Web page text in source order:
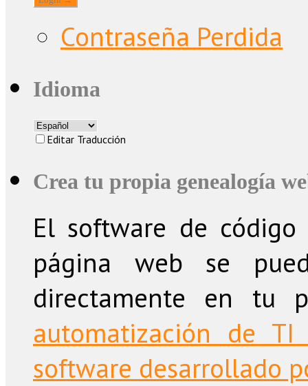
Contraseña Perdida
Idioma
Editar Traducción
Crea tu propia genealogía
El software de
página web se
directamente en tu
automatización de
software desarrollado